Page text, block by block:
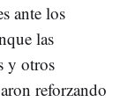
ante los
las
y otros
reforzando